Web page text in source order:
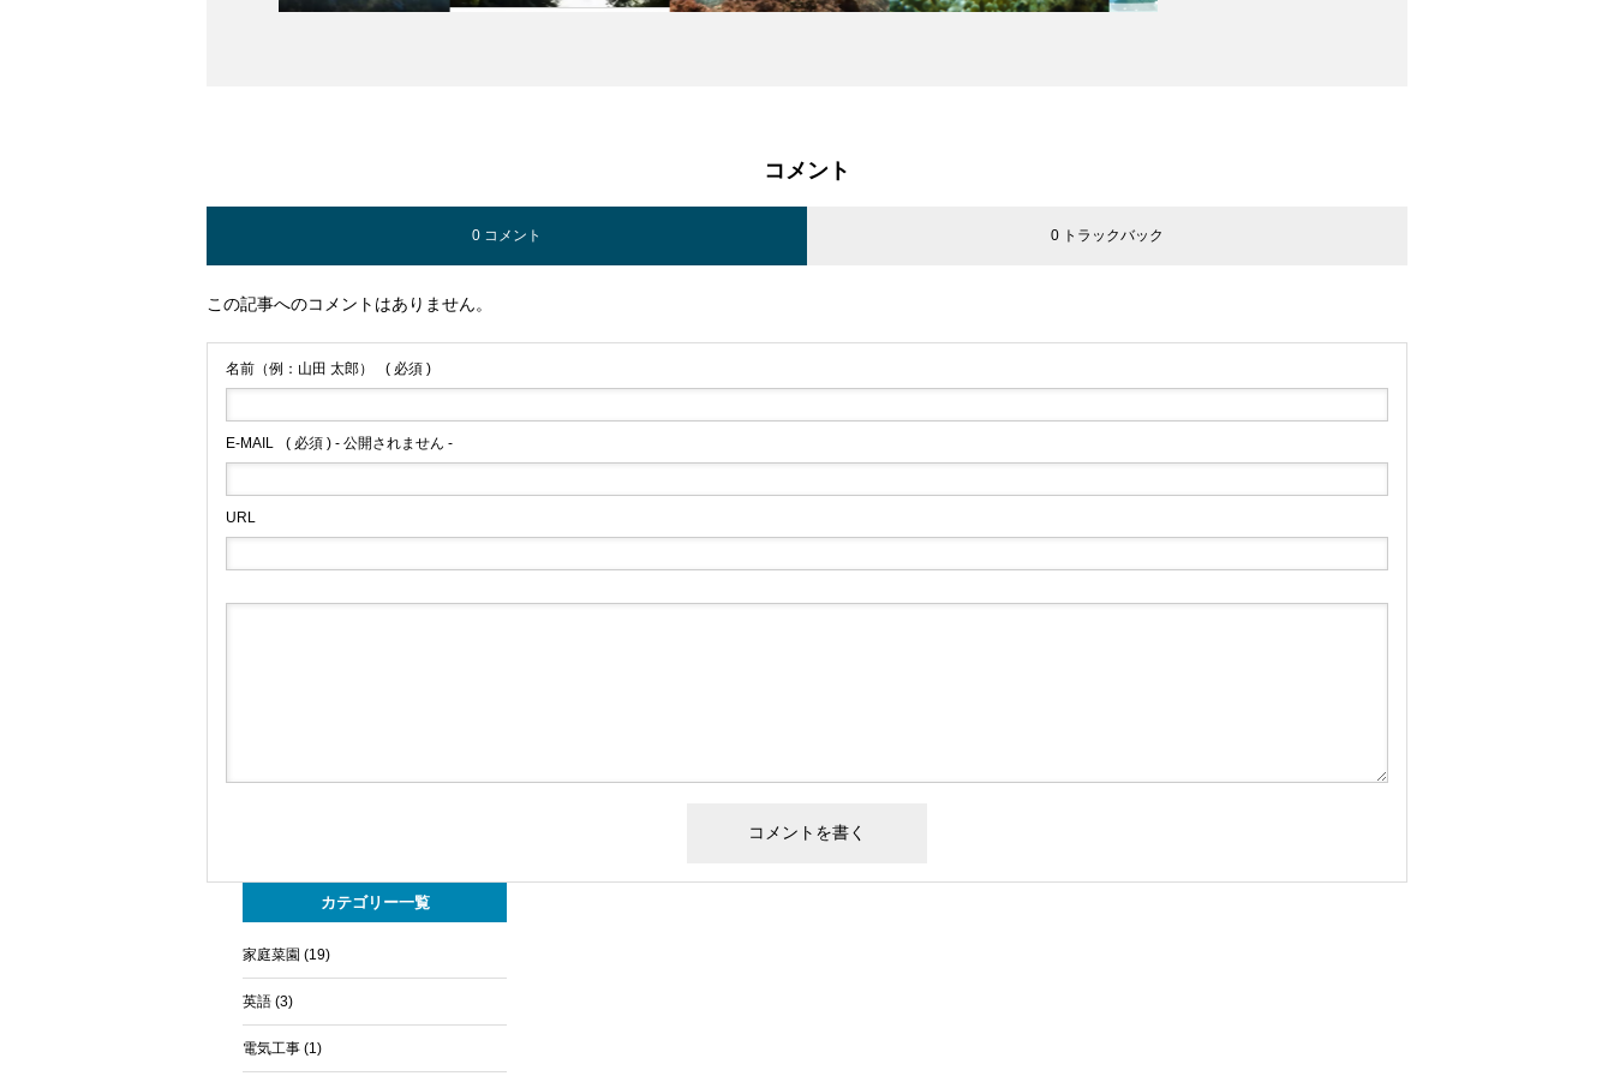
コメント
0 コメント 0 トラックバック
この記事へのコメントはありません。
名前（例：山田 太郎） ( 必須 )
E-MAIL ( 必須 ) - 公開されません -
URL
カテゴリー一覧
家庭菜園 (19)
英語 (3)
電気工事 (1)